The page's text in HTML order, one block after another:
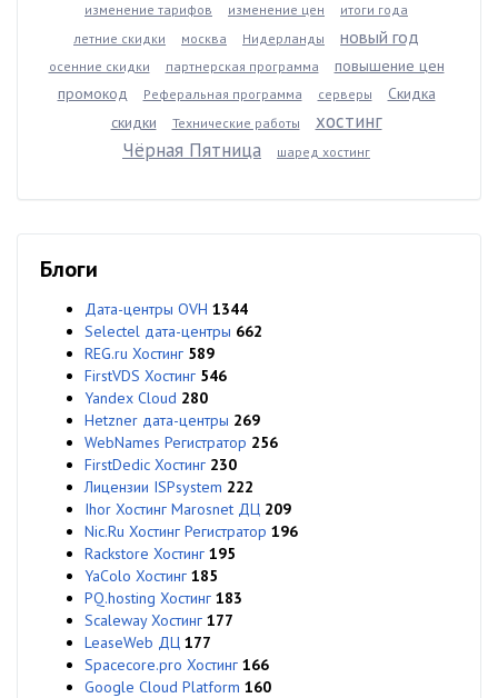
изменение тарифов
изменение цен
итоги года
летние скидки
москва Нидерланды новый год
осенние скидки партнерская программа
повышение цен
промокод
Реферальная программа серверы
Скидка
скидки
Технические работы
хостинг
Чёрная Пятница
шаред хостинг
Блоги
Дата-центры OVH 1344
Selectel дата-центры 662
REG.ru Хостинг 589
FirstVDS Хостинг 546
Yandex Cloud 280
Hetzner дата-центры 269
WebNames Регистратор 256
FirstDedic Хостинг 230
Лицензии ISPsystem 222
Ihor Хостинг Marosnet ДЦ 209
Nic.Ru Хостинг Регистратор 196
Rackstore Хостинг 195
YaColo Хостинг 185
PQ.hosting Хостинг 183
Scaleway Хостинг 177
LeaseWeb ДЦ 177
Spacecore.pro Хостинг 166
Google Cloud Platform 160